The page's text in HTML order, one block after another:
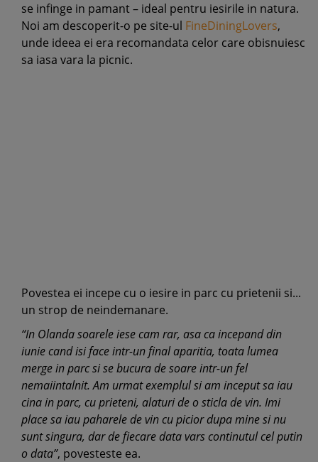
se infinge in pamant – ideal pentru iesirile in natura.
Noi am descoperit-o pe site-ul FineDiningLovers,
unde ideea ei era recomandata celor care obisnuiesc
sa iasa vara la picnic.
Povestea ei incepe cu o iesire in parc cu prietenii si...
un strop de neindemanare.
“In Olanda soarele iese cam rar, asa ca incepand din
iunie cand isi face intr-un final aparitia, toata lumea
merge in parc si se bucura de soare intr-un fel
nemaiintalnit. Am urmat exemplul si am inceput sa iau
cina in parc, cu prieteni, alaturi de o sticla de vin. Imi
place sa iau paharele de vin cu picior dupa mine si nu
sunt singura, dar de fiecare data vars continutul cel putin
o data”, povesteste ea.